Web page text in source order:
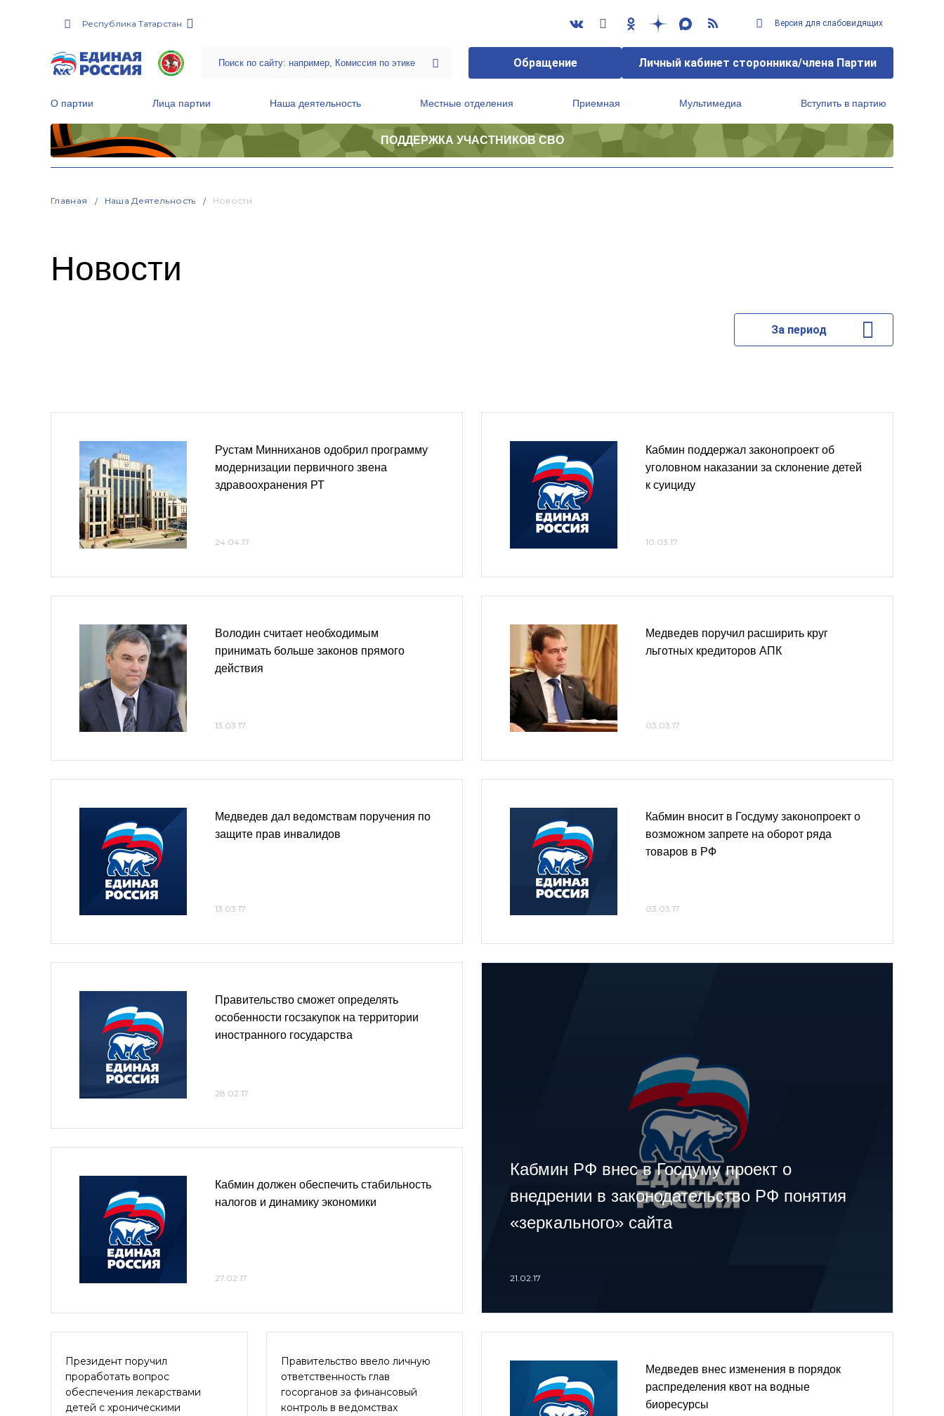
Республика Татарстан Версия для слабовидящих
Обращение Личный кабинет сторонника/члена Партии
О партии Лица партии Наша деятельность Местные отделения Приемная Мультимедиа Вступить в партию
ПОДДЕРЖКА УЧАСТНИКОВ СВО
Главная Наша Деятельность Новости
Новости
За период
Рустам Минниханов одобрил программу
модернизации первичного звена
здравоохранения РТ
24.04.17
Володин считает необходимым
принимать больше законов прямого
действия
13.03.17
Медведев дал ведомствам поручения по
защите прав инвалидов
13.03.17
Кабмин поддержал законопроект об
уголовном наказании за склонение детей
к суициду
10.03.17
Медведев поручил расширить круг
льготных кредиторов АПК
03.03.17
Кабмин вносит в Госдуму законопроект о
возможном запрете на оборот ряда
товаров в РФ
03.03.17
Правительство сможет определять
особенности госзакупок на территории
иностранного государства
28.02.17
Кабмин должен обеспечить стабильность
налогов и динамику экономики
27.02.17
Кабмин РФ внес в Госдуму проект о
внедрении в законодательство РФ понятия
«зеркального» сайта
21.02.17
Президент поручил
проработать вопрос
обеспечения лекарствами
детей с хроническими
Правительство ввело личную
ответственность глав
госорганов за финансовый
контроль в ведомствах
Медведев внес изменения в порядок
распределения квот на водные
биоресурсы